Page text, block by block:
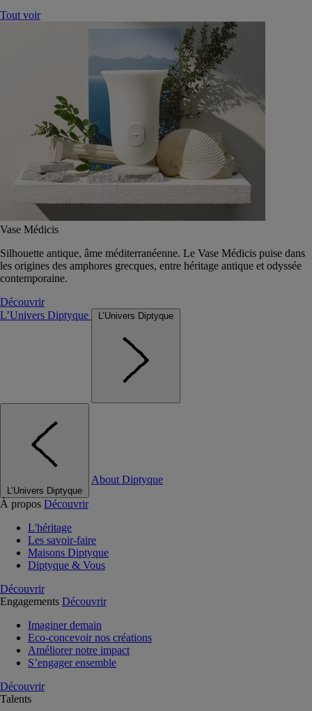
Tout voir
Vase Médicis
Silhouette antique, âme méditerranéenne. Le Vase Médicis puise dans
les origines des amphores grecques, entre héritage antique et odyssée
contemporaine.
Découvrir
L’Univers Diptyque
L’Univers Diptyque
L’Univers Diptyque
About Diptyque
À propos Découvrir
L'héritage
Les savoir-faire
Maisons Diptyque
Diptyque & Vous
Découvrir
Engagements Découvrir
Imaginer demain
Eco-concevoir nos créations
Améliorer notre impact
S’engager ensemble
Découvrir
Talents